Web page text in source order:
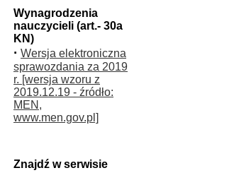
Wynagrodzenia
nauczycieli (art.- 30a
KN)
· Wersja elektroniczna
sprawozdania za 2019
r. [wersja wzoru z
2019.12.19 - źródło:
MEN,
www.men.gov.pl]
Znajdź w serwisie